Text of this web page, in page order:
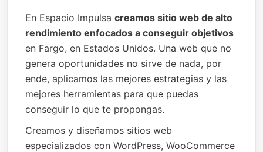
En Espacio Impulsa creamos sitio web de alto
rendimiento enfocados a conseguir objetivos
en Fargo, en Estados Unidos. Una web que no
genera oportunidades no sirve de nada, por
ende, aplicamos las mejores estrategias y las
mejores herramientas para que puedas
conseguir lo que te propongas.
Creamos y diseñamos sitios web
especializados con WordPress, WooCommerce